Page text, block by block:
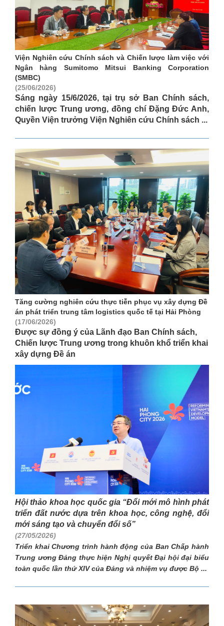
Viện Nghiên cứu Chính sách và Chiến lược làm việc với
Ngân hàng Sumitomo Mitsui Banking Corporation
(SMBC)
(25/06/2026)
Sáng ngày 15/6/2026, tại trụ sở Ban Chính sách,
chiến lược Trung ương, đồng chí Đặng Đức Anh,
Quyền Viện trưởng Viện Nghiên cứu Chính sách ...
Tăng cường nghiên cứu thực tiễn phục vụ xây dựng Đề
án phát triển trung tâm logistics quốc tế tại Hải Phòng
(17/06/2026)
Được sự đồng ý của Lãnh đạo Ban Chính sách,
Chiến lược Trung ương trong khuôn khổ triển khai
xây dựng Đề án
Hội thảo khoa học quốc gia “Đổi mới mô hình phát
triển đất nước dựa trên khoa học, công nghệ, đổi
mới sáng tạo và chuyển đổi số”
(27/05/2026)
Triển khai Chương trình hành động của Ban Chấp hành
Trung ương Đảng thực hiện Nghị quyết Đại hội đại biểu
toàn quốc lần thứ XIV của Đảng và nhiệm vụ được Bộ ...